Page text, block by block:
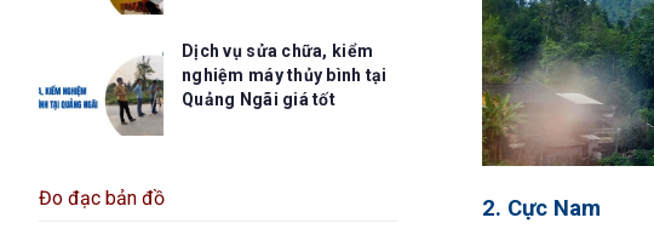
Dịch vụ sửa chữa, kiểm
nghiệm máy thủy bình tại
Quảng Ngãi giá tốt
Đo đạc bản đồ
2. Cực Nam